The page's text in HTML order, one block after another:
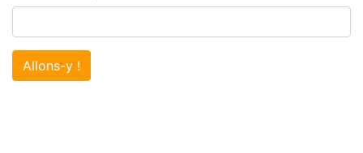
Allons-y !